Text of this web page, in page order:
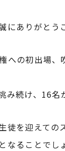
ありがとう
への初出場
続け、16名
を迎えての
ることでし